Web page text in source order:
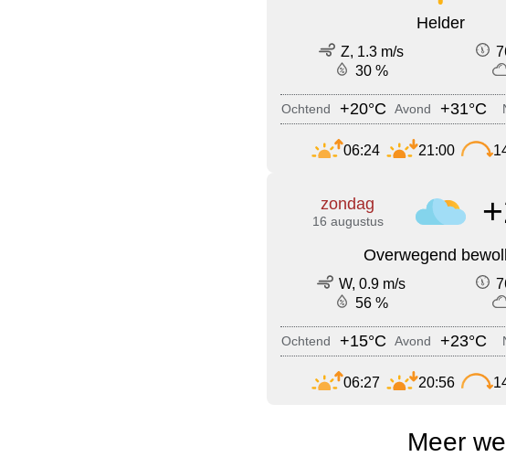
Helder
Z, 1.3 m/s
30 %
Ochtend +20°C Avond +31°C
06:24 21:00
zondag
16 augustus
Overwegend
W, 0.9 m/s
56 %
Ochtend +15°C Avond +23°C
06:27 20:56
Meer